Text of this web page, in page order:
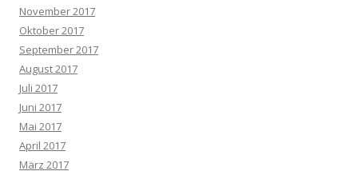
November 2017
Oktober 2017
September 2017
August 2017
Juli 2017
Juni 2017
Mai 2017
April 2017
März 2017